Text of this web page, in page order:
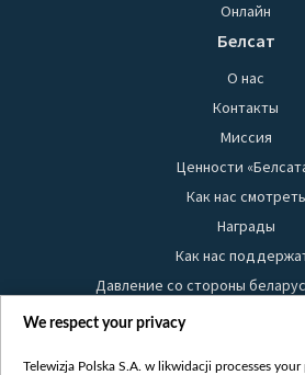
Онлайн
Белсат
О нас
Контакты
Миссия
Ценности
Как нас смотреть
Награды
Как нас
Давление со стороны
Правила использования
We respect your privacy
Telewizja Polska S.A. w likwidacji processes